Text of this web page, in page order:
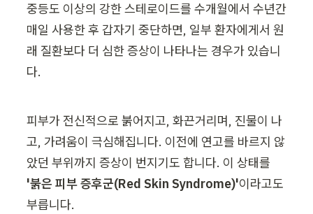
중등도 이상의 강한 스테로이드를 수개월에서 수년간
매일 사용한 후 갑자기 중단하면, 일부 환자에게서 원
래 질환보다 더 심한 증상이 나타나는 경우가 있습니
다.
피부가 전신적으로 붉어지고, 화끈거리며, 진물이 나
고, 가려움이 극심해집니다. 이전에 연고를 바르지 않
'붉은 피부 증후군(Red Skin Syndrome)'이라고도
부릅니다.